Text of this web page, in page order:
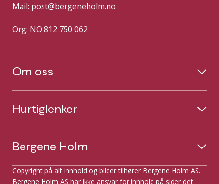
Mail: post@bergeneholm.no
Org: NO 812 750 062
Om oss
Hurtiglenker
Bergene Holm
Copyright på alt innhold og bilder tilhører Bergene Holm AS.
Bergene Holm AS har ikke ansvar for innhold på sider det